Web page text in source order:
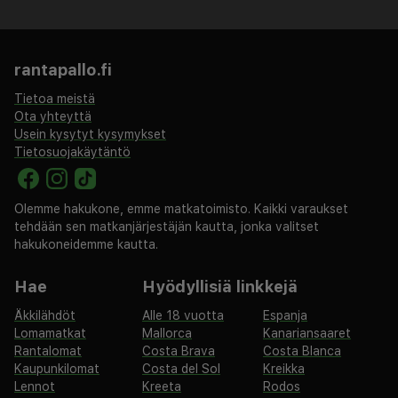
vuorokauden auki oleva vastaanotto ja
matkatavarasäilytys. Tämä hotelli tarjoaa asiakkailleen
80 neliömetriä kokoustiloja, joihin kuuluu
konferenssitila ja 2 kokoushuonetta. Käytössäsi on
lentokenttäkuljetukset (saatavilla ympäri
vuorokauden). Jos saavut autolla, voit pysäköidä
kuuluu myös palveluihin. Täyden palvelun kylpylässä
voit rentoutua muun muassa hieronnassa. Tämän
internetyhteys, kiertoajelu-/lippupalvelu ja juhlasali.
voit nauttia raikasta juotavaa. Lisämaksullinen
buffetaamiainen tarjoillaan arkipäivisin klo 7.00–10.00 ja
viikonloppuisin klo 8.00–11.00.
Majoituspaikka veloittaa seuraavat paikan päällä
rantapallo.fi
Tietoa meistä
Ota yhteyttä
Usein kysytyt kysymykset
Tietosuojakäytäntö
Olemme hakukone, emme matkatoimisto. Kaikki varaukset
tehdään sen matkanjärjestäjän kautta, jonka valitset
hakukoneidemme kautta.
Hae
Äkkilähdöt
Lomamatkat
Rantalomat
Kaupunkilomat
Lennot
Hyödyllisiä linkkejä
Alle 18 vuotta
Espanja
Mallorca
Kanariansaaret
Costa Brava
Costa Blanca
Costa del Sol
Kreikka
Kreeta
Rodos